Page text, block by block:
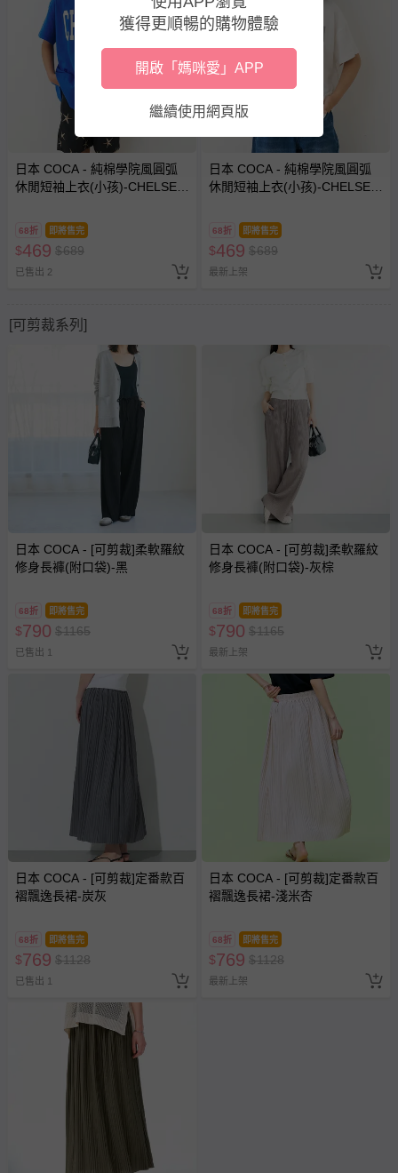
日本 COCA - 純棉學院風圓弧
休閒短袖上衣(小孩)-CHELSEA-
68折 即將售完
$469 $689
已售出 2
日本 COCA - 純棉學院風圓弧
休閒短袖上衣(小孩)-CHELSEA-
68折 即將售完
$469 $689
最新上架
[可剪裁系列]
日本 COCA - [可剪裁]柔軟羅紋
修身長褲(附口袋)-黑
68折 即將售完
$790 $1165
已售出 1
日本 COCA - [可剪裁]柔軟羅紋
修身長褲(附口袋)-灰棕
68折 即將售完
$790 $1165
最新上架
日本 COCA - [可剪裁]定番款百
褶飄逸長裙-炭灰
68折 即將售完
$769 $1128
已售出 1
日本 COCA - [可剪裁]定番款百
褶飄逸長裙-淺米杏
68折 即將售完
$769 $1128
最新上架
獲得更順暢的購物體驗
開啟「媽咪愛」APP
繼續使用網頁版